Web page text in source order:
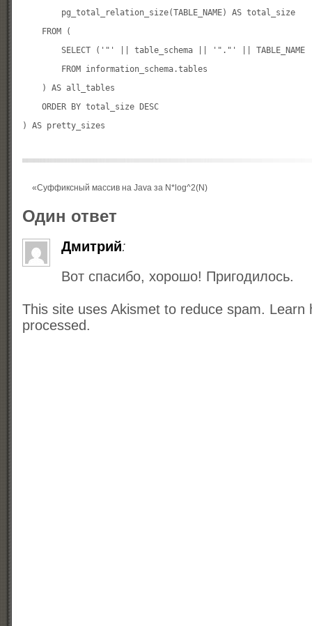
        pg_total_relation_size(TABLE_NAME) AS total_size
    FROM (
SELECT ('"' || table_schema || '"."' || TABLE_NAME
        FROM information_schema.tables
    ) AS all_tables
    ORDER BY total_size DESC
«Суффиксный массив на Java за N*log^2(N)
Один ответ
Дмитрий:
Вот спасибо, хорошо! Пригодилось.
This site uses Akismet to reduce spam. Learn
processed.